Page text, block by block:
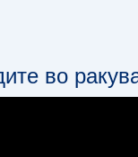
во